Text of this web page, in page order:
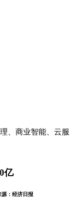
、商业智能、云服
亿
源： 经济日报